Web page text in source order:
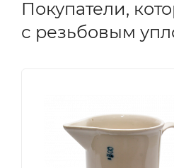
Покупатели,
с резьбовым